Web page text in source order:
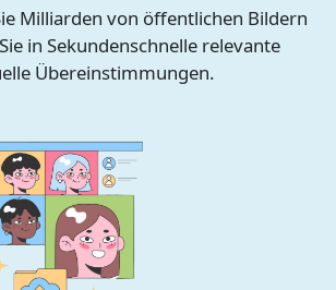
Milliarden von öffentlichen Bildern
in Sekundenschnelle relevante
Übereinstimmungen.